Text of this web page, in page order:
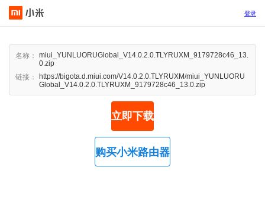
登录
名称：
miui_YUNLUORUGlobal_V14.0.2.0.TLYRUXM_9179728c46_13.
0.zip
链接：
https://bigota.d.miui.com/V14.0.2.0.TLYRUXM/miui_YUNLUORU
Global_V14.0.2.0.TLYRUXM_9179728c46_13.0.zip
立即下载
购买小米路由器